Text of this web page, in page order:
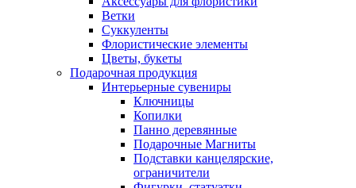
Ветки
Суккуленты
Флористические элементы
Цветы, букеты
Подарочная продукция
Интерьерные сувениры
Ключницы
Копилки
Панно деревянные
Подарочные Магниты
Подставки канцелярские,
ограничители